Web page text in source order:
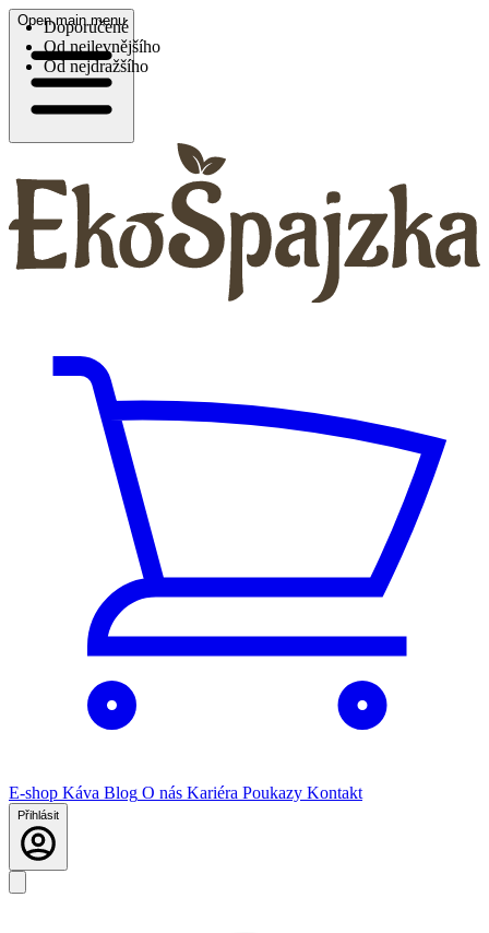
Open main menu
E-shop Káva Blog O nás Kariéra Poukazy Kontakt
Přihlásit
Doporučené
Od nejlevnějšího
Od nejdražšího